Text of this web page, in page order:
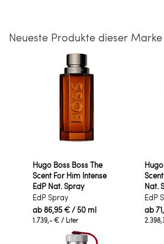
Neueste Produkte dieser Marke
Hugo Boss Boss The
Scent For Him Intense
EdP Nat. Spray
EdP Spray
ab86,95 €/ 50 ml
1.739,- € / Liter
Nat.
EdP
ab